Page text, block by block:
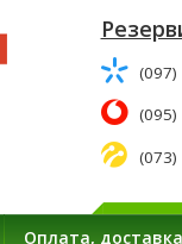
(097)
(095)
(073)
Оплата, доставка